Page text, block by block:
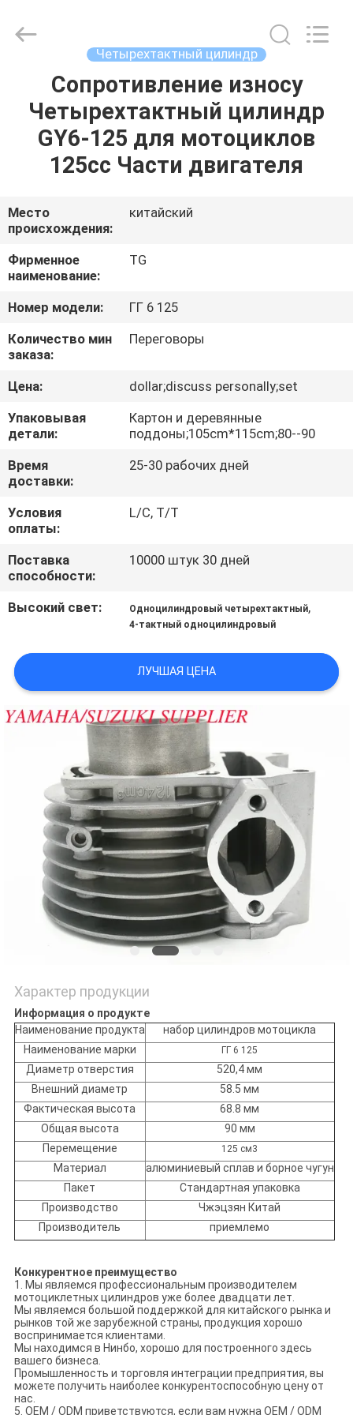
ПРОДУКТЫ
НАС
ПУТЕШЕСТВИЕ
ФАБРИКИ
ПРОВЕРКА
КАЧЕСТВА
СВЯЖИТЕСЬ
МЫ
НОВОСТИ
ЦИТАТУ
САЙТА
PRIVACY
POLICY
Rights
Четырехтактный цилиндр
Сопротивление износу
Четырехтактный цилиндр
GY6-125 для мотоциклов
125cc Части двигателя
Место
происхождения:
китайский
Фирменное
наименование:
TG
Номер модели:
ГГ 6 125
Количество мин
заказа:
Переговоры
Цена:
dollar;discuss personally;set
Упаковывая
детали:
Картон и деревянные
поддоны;105cm*115cm;80--90
Время
доставки:
25-30 рабочих дней
Условия
оплаты:
L/C, T/T
Поставка
способности:
10000 штук 30 дней
Высокий свет: Одноцилиндровый четырехтактный,
4-тактный одноцилиндровый
ЛУЧШАЯ ЦЕНА
Характер продукции
Информация о продукте
Наименование продукта
набор цилиндров мотоцикла
Наименование марки
ГГ 6 125
Диаметр отверстия
520,4 мм
Внешний диаметр
58.5 мм
Фактическая высота
68.8 мм
Общая высота
90 мм
Перемещение
125 см3
Материал
алюминиевый сплав и борное чугун
Пакет
Стандартная упаковка
Производство
Чжэцзян Китай
Производитель
приемлемо
Конкурентное преимущество
1. Мы являемся профессиональным производителем
мотоциклетных цилиндров уже более двадцати лет.
Мы являемся большой поддержкой для китайского рынка и
рынков той же зарубежной страны, продукция хорошо
воспринимается клиентами.
Мы находимся в Нинбо, хорошо для построенного здесь
вашего бизнеса.
Промышленность и торговля интеграции предприятия, вы
можете получить наиболее конкурентоспособную цену от
нас.
5. OEM / ODM приветствуются, если вам нужна OEM / ODM